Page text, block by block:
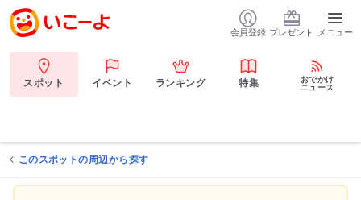
会員登録 プレゼント メニュー
スポット イベント ランキング 特集
おでかけ
ニュース
このスポットの周辺から探す